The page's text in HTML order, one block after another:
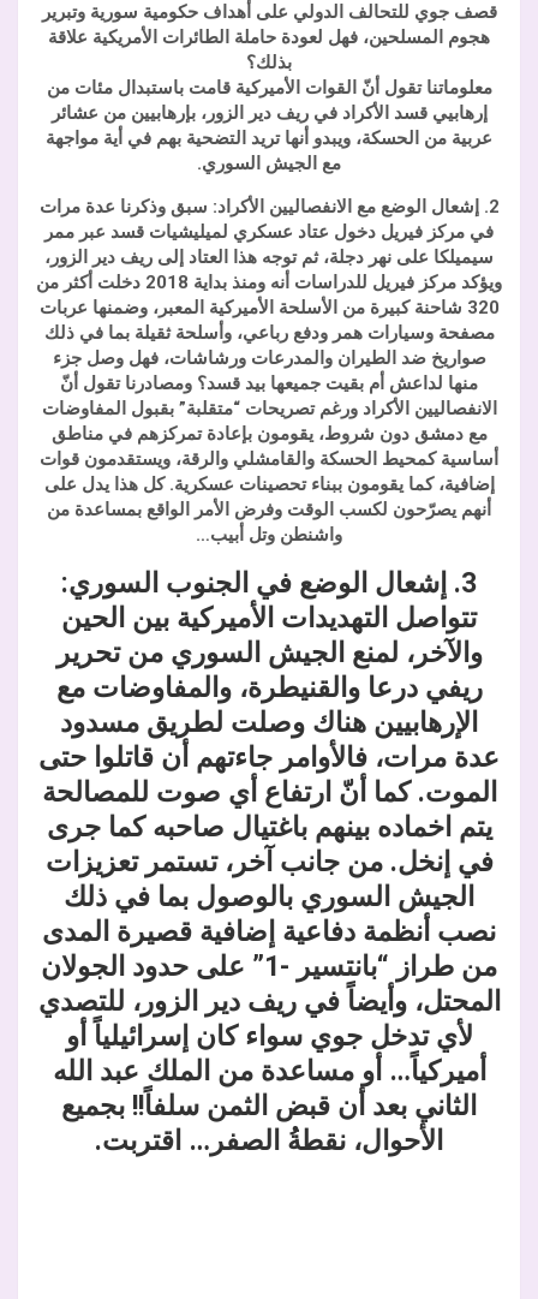
قصف جوي للتحالف الدولي على أهداف حكومية سورية وتبرير
هجوم المسلحين، فهل لعودة حاملة الطائرات الأمريكية علاقة
بذلك؟
معلوماتنا تقول أنّ القوات الأميركية قامت باستبدال مئات من
إرهابيي قسد الأكراد في ريف دير الزور، بإرهابيين من عشائر
عربية من الحسكة، ويبدو أنها تريد التضحية بهم في أية مواجهة
مع الجيش السوري.
2. إشعال الوضع مع الانفصاليين الأكراد: سبق وذكرنا عدة مرات
في مركز فيريل دخول عتاد عسكري لميليشيات قسد عبر ممر
سيميلكا على نهر دجلة، ثم توجه هذا العتاد إلى ريف دير الزور،
ويؤكد مركز فيريل للدراسات أنه ومنذ بداية 2018 دخلت أكثر من
320 شاحنة كبيرة من الأسلحة الأميركية المعبر، وضمنها عربات
مصفحة وسيارات همر ودفع رباعي، وأسلحة ثقيلة بما في ذلك
صواريخ ضد الطيران والمدرعات ورشاشات، فهل وصل جزء
منها لداعش أم بقيت جميعها بيد قسد؟ ومصادرنا تقول أنّ
الانفصاليين الأكراد ورغم تصريحات “متقلبة” بقبول المفاوضات
مع دمشق دون شروط، يقومون بإعادة تمركزهم في مناطق
أساسية كمحيط الحسكة والقامشلي والرقة، ويستقدمون قوات
إضافية، كما يقومون ببناء تحصينات عسكرية. كل هذا يدل على
أنهم يصرّحون لكسب الوقت وفرض الأمر الواقع بمساعدة من
واشنطن وتل أبيب…
3. إشعال الوضع في الجنوب السوري:
تتواصل التهديدات الأميركية بين الحين
والآخر، لمنع الجيش السوري من تحرير
ريفي درعا والقنيطرة، والمفاوضات مع
الإرهابيين هناك وصلت لطريق مسدود
عدة مرات، فالأوامر جاءتهم أن قاتلوا حتى
الموت. كما أنّ ارتفاع أي صوت للمصالحة
يتم اخماده بينهم باغتيال صاحبه كما جرى
في إنخل. من جانب آخر، تستمر تعزيزات
الجيش السوري بالوصول بما في ذلك
نصب أنظمة دفاعية إضافية قصيرة المدى
من طراز “بانتسير -1” على حدود الجولان
المحتل، وأيضاً في ريف دير الزور، للتصدي
لأي تدخل جوي سواء كان إسرائيلياً أو
أميركياً… أو مساعدة من الملك عبد الله
الثاني بعد أن قبض الثمن سلفاً!! بجميع
الأحوال، نقطةُ الصفر… اقتربت.